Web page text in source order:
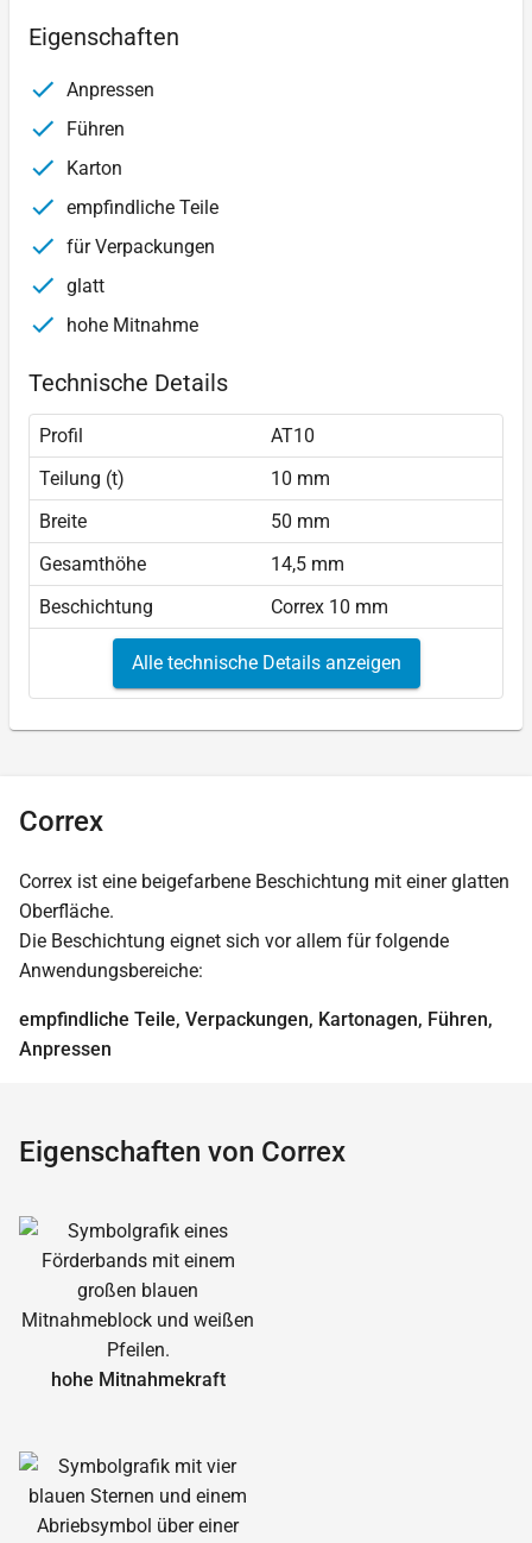
Eigenschaften
Anpressen
Führen
Karton
empfindliche Teile
für Verpackungen
glatt
hohe Mitnahme
Technische Details
Profil
AT10
Teilung (t)
10 mm
Breite
50 mm
Gesamthöhe
14,5 mm
Beschichtung
Correx 10 mm
Alle technische Details anzeigen
Correx
Correx ist eine beigefarbene Beschichtung mit einer glatten
Oberfläche.
Die Beschichtung eignet sich vor allem für folgende
Anwendungsbereiche:
empfindliche Teile, Verpackungen, Kartonagen, Führen,
Anpressen
Eigenschaften von Correx
hohe Mitnahmekraft